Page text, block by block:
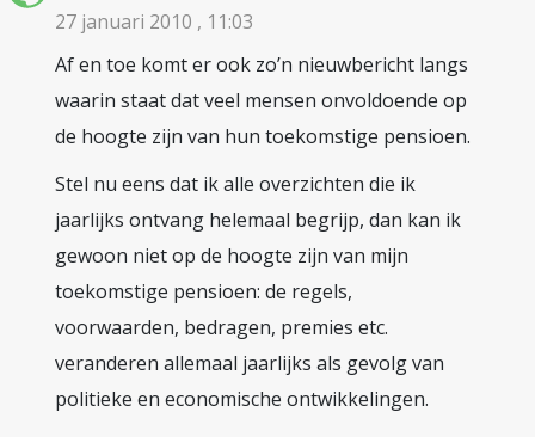
27 januari 2010 , 11:03
Af en toe komt er ook zo’n nieuwbericht langs
waarin staat dat veel mensen onvoldoende op
de hoogte zijn van hun toekomstige pensioen.
Stel nu eens dat ik alle overzichten die ik
jaarlijks ontvang helemaal begrijp, dan kan ik
gewoon niet op de hoogte zijn van mijn
toekomstige pensioen: de regels,
voorwaarden, bedragen, premies etc.
veranderen allemaal jaarlijks als gevolg van
politieke en economische ontwikkelingen.